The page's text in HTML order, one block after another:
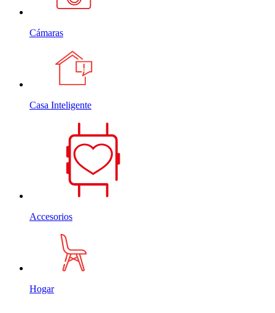
Cámaras
Casa Inteligente
Accesorios
Hogar